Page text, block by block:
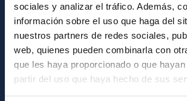
sociales y analizar el tráfico. Además,
información sobre el uso que haga del
nuestros partners de redes sociales,
web, quienes pueden combinarla con
que les haya proporcionado o que
partir del uso que haya hecho de sus
Library
General register
ABOUT THE IAC